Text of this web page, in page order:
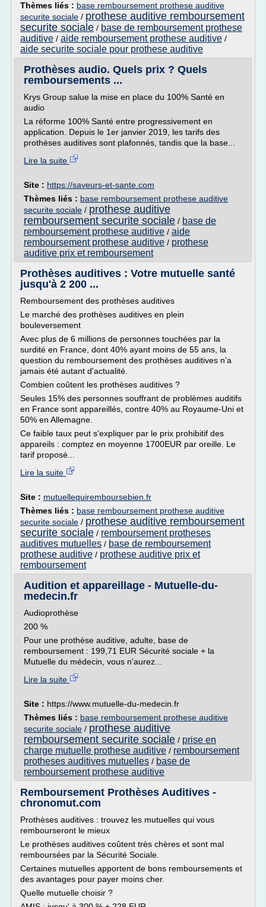
Thèmes liés : base remboursement prothese auditive
securite sociale / prothese auditive remboursement
securite sociale / base de remboursement prothese
auditive / aide remboursement prothese auditive /
aide securite sociale pour prothese auditive
Prothèses audio. Quels prix ? Quels
remboursements ...
Krys Group salue la mise en place du 100% Santé en
audio
La réforme 100% Santé entre progressivement en
application. Depuis le 1er janvier 2019, les tarifs des
prothèses auditives sont plafonnés, tandis que la base...
Lire la suite
Site : https://saveurs-et-sante.com
Thèmes liés : base remboursement prothese auditive
securite sociale / prothese auditive
remboursement securite sociale / base de
remboursement prothese auditive / aide
remboursement prothese auditive / prothese
auditive prix et remboursement
Prothèses auditives : Votre mutuelle santé
jusqu'à 2 200 ...
Remboursement des prothèses auditives
Le marché des prothèses auditives en plein
bouleversement
Avec plus de 6 millions de personnes touchées par la
surdité en France, dont 40% ayant moins de 55 ans, la
question du remboursement des prothèses auditives n'a
jamais été autant d'actualité.
Combien coûtent les prothèses auditives ?
Seules 15% des personnes souffrant de problèmes auditifs
en France sont appareillés, contre 40% au Royaume-Uni et
50% en Allemagne.
Ce faible taux peut s'expliquer par le prix prohibitif des
appareils : comptez en moyenne 1700EUR par oreille. Le
tarif proposé...
Lire la suite
Site : mutuellequiremboursebien.fr
Thèmes liés : base remboursement prothese auditive
securite sociale / prothese auditive remboursement
securite sociale / remboursement protheses
auditives mutuelles / base de remboursement
prothese auditive / prothese auditive prix et
remboursement
Audition et appareillage - Mutuelle-du-
medecin.fr
Audioprothèse
200 %
Pour une prothèse auditive, adulte, base de
remboursement : 199,71 EUR Sécurité sociale + la
Mutuelle du médecin, vous n'aurez...
Lire la suite
Site : https://www.mutuelle-du-medecin.fr
Thèmes liés : base remboursement prothese auditive
securite sociale / prothese auditive
remboursement securite sociale / prise en
charge mutuelle prothese auditive / remboursement
protheses auditives mutuelles / base de
remboursement prothese auditive
Remboursement Prothèses Auditives -
chronomut.com
Prothèses auditives : trouvez les mutuelles qui vous
rembourseront le mieux
Le prothèses auditives coûtent très chères et sont mal
remboursées par la Sécurité Sociale.
Certaines mutuelles apportent de bons remboursements et
des avantages pour payer moins cher.
Quelle mutuelle choisir ?